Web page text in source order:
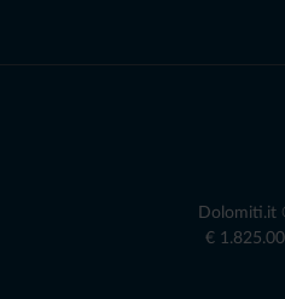
Dolomiti.it
€